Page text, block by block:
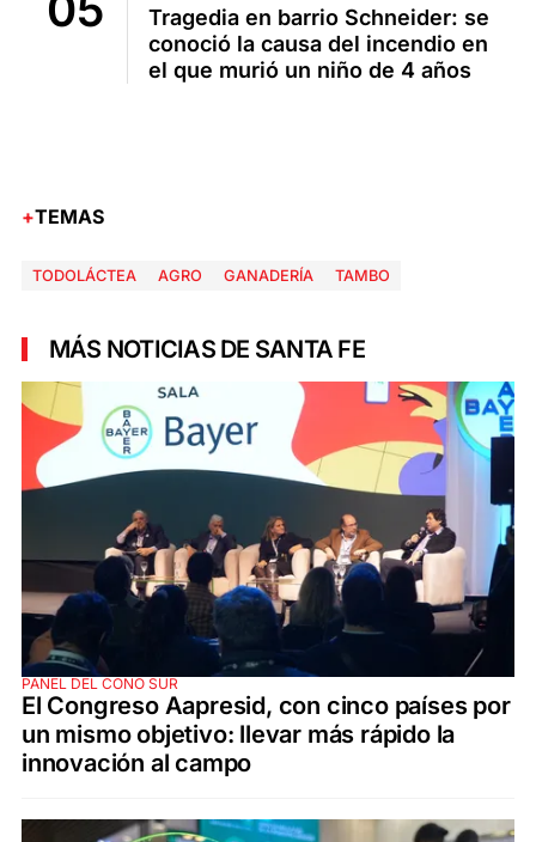
Tragedia en barrio Schneider: se
conoció la causa del incendio en
el que murió un niño de 4 años
TEMAS
TODOLÁCTEA AGRO GANADERÍA TAMBO
MÁS NOTICIAS DE SANTA FE
PANEL DEL CONO SUR
El Congreso Aapresid, con cinco países por
un mismo objetivo: llevar más rápido la
innovación al campo